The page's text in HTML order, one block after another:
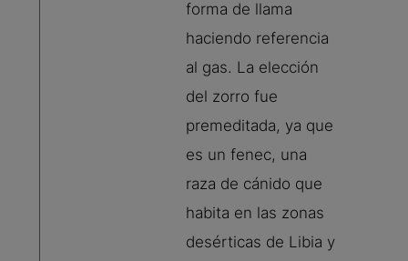
forma de llama
haciendo referencia
al gas. La elección
del zorro fue
premeditada, ya que
es un fenec, una
raza de cánido que
habita en las zonas
desérticas de Libia y